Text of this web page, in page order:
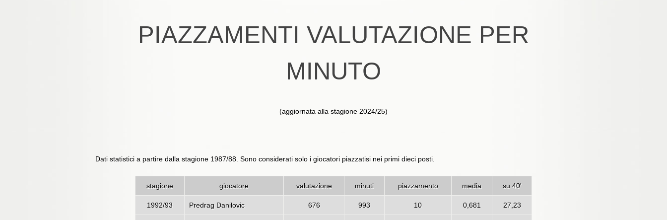
PIAZZAMENTI VALUTAZIONE PER
MINUTO
(aggiornata alla stagione 2024/25)
Dati statistici a partire dalla stagione 1987/88. Sono considerati solo i giocatori piazzatisi nei primi dieci posti.
stagione giocatore valutazione minuti piazzamento media su 40'
1992/93 Predrag Danilovic 676 993 10 0,681 27,23